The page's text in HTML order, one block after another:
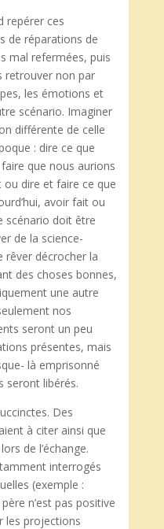
repérer ces
de réparations de
mal refermées, puis
retrouver non par
les émotions et
scénario. Imaginer
différente de celle
: dire ce que
que nous aurions
dire et faire ce que
avoir fait ou
scénario doit être
de la science-
rêver décrocher la
des choses bonnes,
une autre
nos
seront un peu
présentes, mais
là emprisonné
seront libérés.
Des
à citer ainsi que
de l’échange.
interrogés
(exemple :
n’est pas positive
les projections